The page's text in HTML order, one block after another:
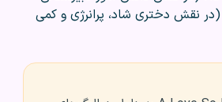
باهوش) و Shen Yue (در نقش دختری شاد، پرانرژی و کمی